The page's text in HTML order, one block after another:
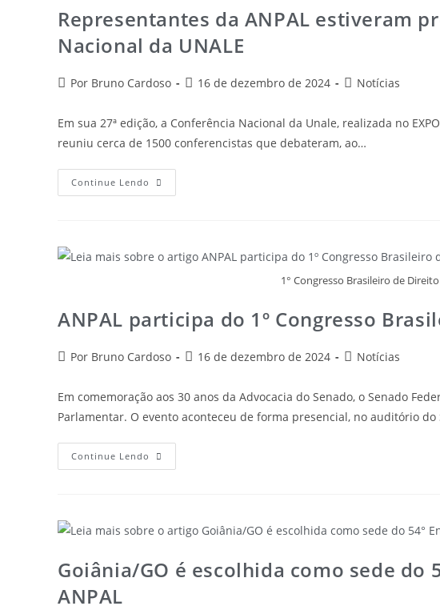
Representantes da ANPAL estiveram
Nacional da UNALE
Por Bruno Cardoso 16 de dezembro de 2024 Notícias
Em sua 27ª edição, a Conferência Nacional da Unale, realizada no
reuniu cerca de 1500 conferencistas que debateram, ao…
Continue Lendo
1° Congresso Brasileiro de
ANPAL participa do 1º Congresso
Por Bruno Cardoso 16 de dezembro de 2024 Notícias
Em comemoração aos 30 anos da Advocacia do Senado, o Senado
Parlamentar. O evento aconteceu de forma presencial, no auditório do
Continue Lendo
Goiânia/GO é escolhida como sede do
ANPAL